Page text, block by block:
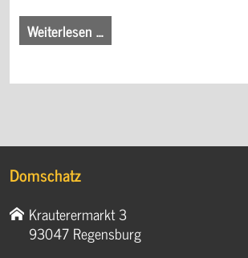
Weiterlesen …
Domschatz
Krauterermarkt 3
93047 Regensburg